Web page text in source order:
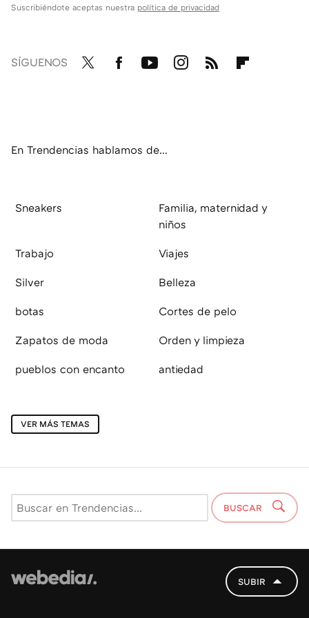
Suscribiéndote aceptas nuestra política de privacidad
SÍGUENOS
En Trendencias hablamos de...
Sneakers
Familia, maternidad y
niños
Trabajo Viajes
Silver Belleza
botas Cortes de pelo
Zapatos de moda Orden y limpieza
pueblos con encanto antiedad
VER MÁS TEMAS
BUSCAR
SUBIR